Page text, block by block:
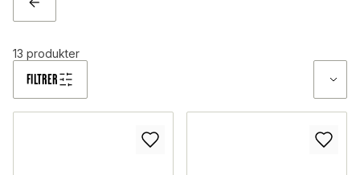
TILBAGE
FILTRER
13 produkter